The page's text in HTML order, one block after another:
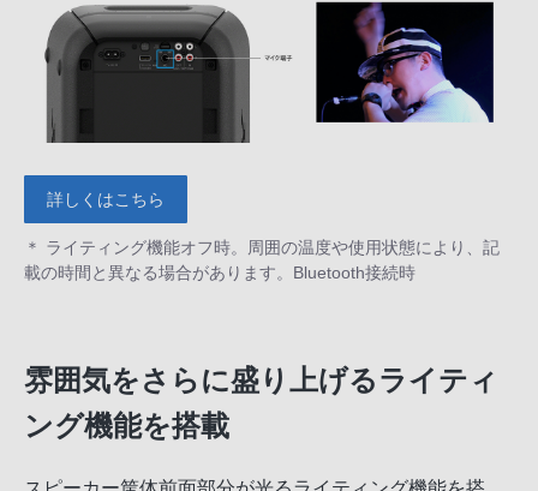
詳しくはこちら
＊ ライティング機能オフ時。周囲の温度や使用状態により、記
載の時間と異なる場合があります。Bluetooth接続時
雰囲気をさらに盛り上げるライティ
ング機能を搭載